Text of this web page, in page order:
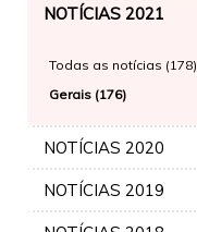
NOTÍCIAS 2021
Todas as notícias (178)
Gerais (176)
NOTÍCIAS 2020
NOTÍCIAS 2019